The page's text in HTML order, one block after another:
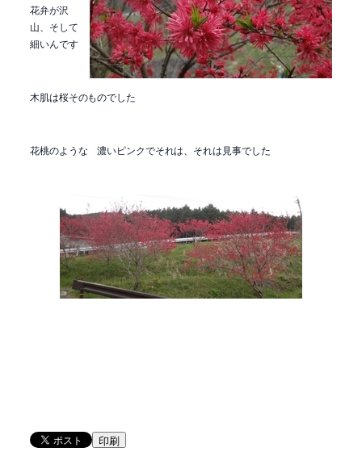
花弁が沢
山、そして
細いんです
木肌は桜そのものでした
花桃のような 濃いピンクでそれは、それは見事でした
印刷